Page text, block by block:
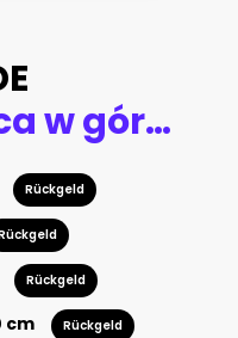
Wschód słońca w górach
Rückgeld
Rückgeld
cm Rückgeld